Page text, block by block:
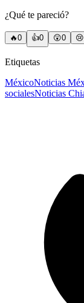
¿Qué te pareció?
🔥0 👍0 😲0 😢
Etiquetas
MéxicoNoticias
socialesNoticias